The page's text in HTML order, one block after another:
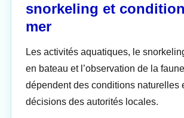
snorkeling et
mer
Les activités aquatiques, le
en bateau et l’observation de la
dépendent des conditions naturelles
décisions des autorités locales.